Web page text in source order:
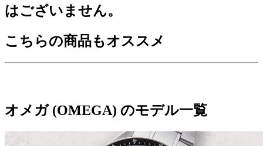
はございません。
こちらの商品もオススメ
オメガ (OMEGA) のモデル一覧